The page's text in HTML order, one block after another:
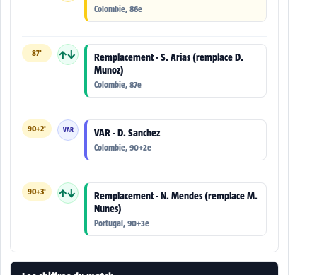
Colombie, 86e
87' ↑↓
Remplacement - S. Arias (remplace D.
Munoz)
Colombie, 87e
90+2' VAR - D. Sanchez
Colombie, 90+2e
90+3' ↑↓
Remplacement - N. Mendes (remplace M.
Nunes)
Portugal, 90+3e